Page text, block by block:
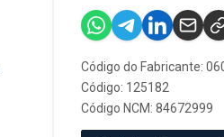
Código do Fabricante:
Código: 125182
Código NCM: 84672999